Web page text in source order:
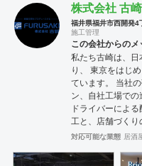
株式会社 古崎
福井県福井市西開発4
施工管理
この会社からのメ
私たち古崎は、日
り、 東京をはじ
ています。 当社
ン、自社工場で
ドライバーによ
工と、店舗づくり
自社スタッフで
せくださいませ。
対応可能な業態 居酒